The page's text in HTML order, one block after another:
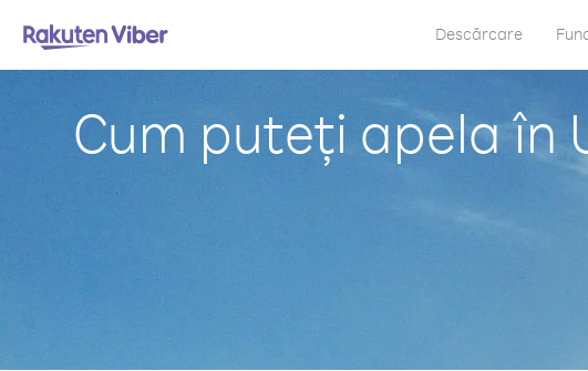
Descărcare
Cum puteți apela în